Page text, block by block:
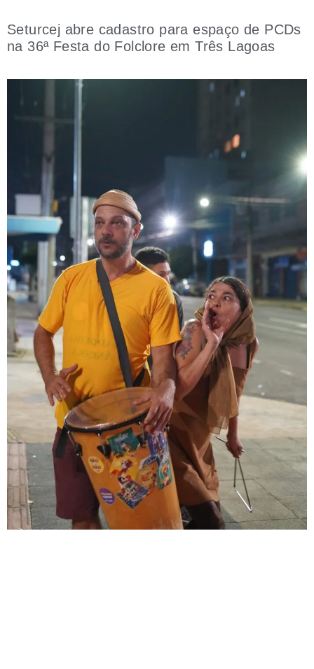
Seturcej abre cadastro para espaço de PCDs
na 36ª Festa do Folclore em Três Lagoas